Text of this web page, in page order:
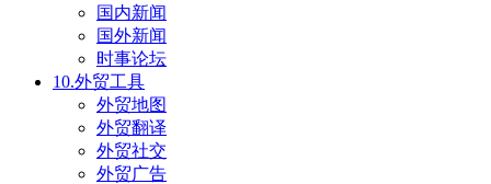
国内新闻
国外新闻
时事论坛
10.外贸工具
外贸地图
外贸翻译
外贸社交
外贸广告